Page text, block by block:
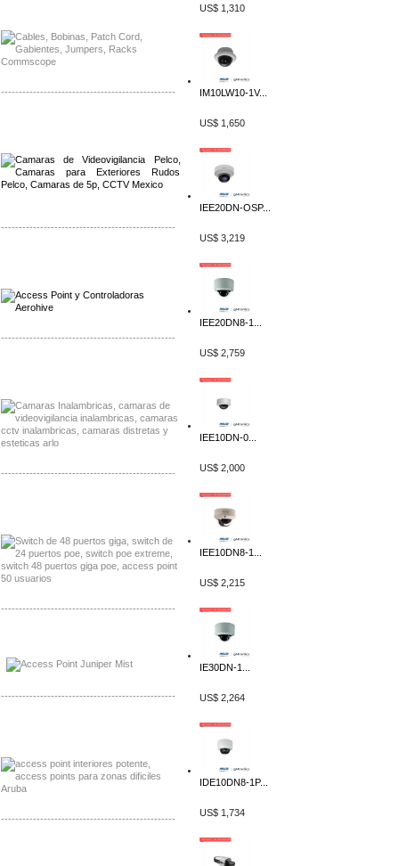
-------------------------------------------------
-------------------------------------------------
-------------------------------------------------
-------------------------------------------------
-------------------------------------------------
-------------------------------------------------
-------------------------------------------------
US$ 1,310
IM10LW10-1V...
US$ 1,650
IEE20DN-OSP...
US$ 3,219
IEE20DN8-1...
US$ 2,759
IEE10DN-0...
US$ 2,000
IEE10DN8-1...
US$ 2,215
IE30DN-1...
US$ 2,264
IDE10DN8-1P...
US$ 1,734